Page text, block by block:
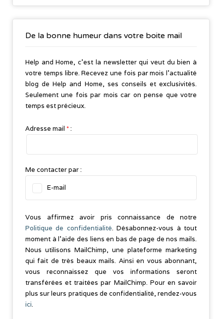
De la bonne humeur dans votre boite mail
Help and Home, c’est la newsletter qui veut du bien à
votre temps libre. Recevez une fois par mois l’actualité
blog de Help and Home, ses conseils et exclusivités.
Seulement une fois par mois car on pense que votre
temps est précieux.
Adresse mail *:
Me contacter par :
E-mail
Vous affirmez avoir pris connaissance de notre
Politique de confidentialité. Désabonnez-vous à tout
moment à l’aide des liens en bas de page de nos mails.
Nous utilisons MailChimp, une plateforme marketing
qui fait de très beaux mails. Ainsi en vous abonnant,
vous reconnaissez que vos informations seront
transférées et traitées par MailChimp. Pour en savoir
plus sur leurs pratiques de confidentialité, rendez-vous
ici.